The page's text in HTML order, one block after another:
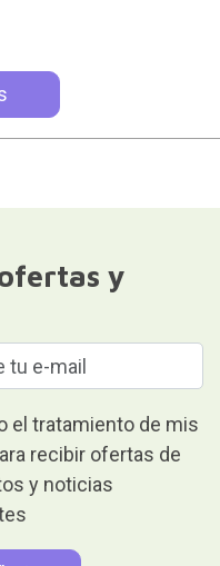
y
el tratamiento de mis
recibir ofertas de
y noticias